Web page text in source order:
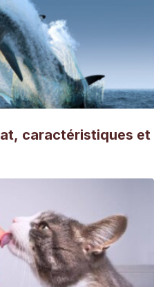
caractéristiques et